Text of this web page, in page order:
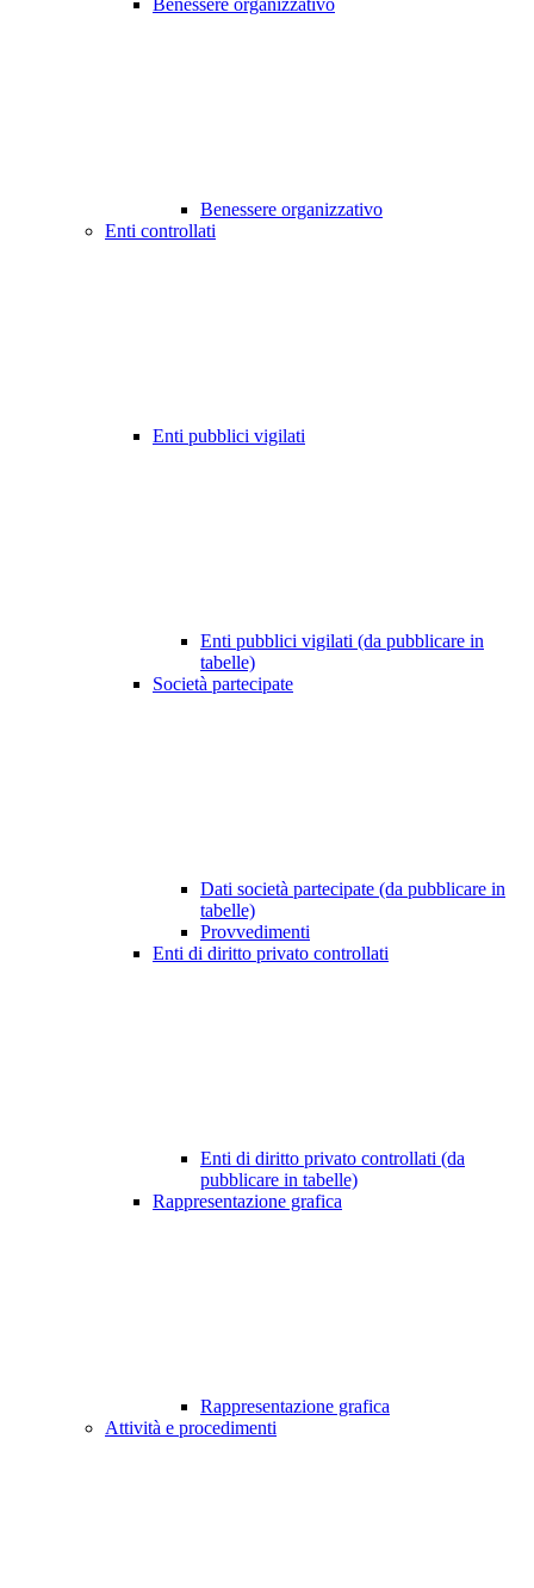
Benessere organizzativo
Benessere organizzativo
Enti controllati
Enti pubblici vigilati
Enti pubblici vigilati (da pubblicare in
tabelle)
Società partecipate
Dati società partecipate (da pubblicare in
tabelle)
Provvedimenti
Enti di diritto privato controllati
Enti di diritto privato controllati (da
pubblicare in tabelle)
Rappresentazione grafica
Rappresentazione grafica
Attività e procedimenti